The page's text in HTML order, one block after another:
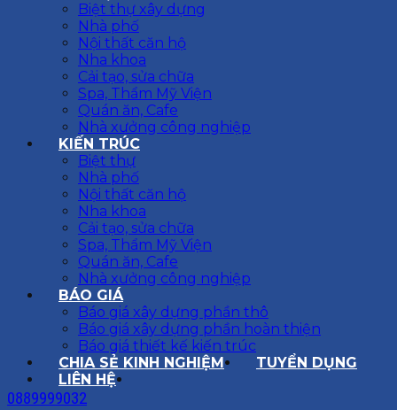
Biệt thự xây dựng
Nhà phố
Nội thất căn hộ
Nha khoa
Cải tạo, sửa chữa
Spa, Thẩm Mỹ Viện
Quán ăn, Cafe
Nhà xưởng công nghiệp
KIẾN TRÚC
Biệt thự
Nhà phố
Nội thất căn hộ
Nha khoa
Cải tạo, sửa chữa
Spa, Thẩm Mỹ Viện
Quán ăn, Cafe
Nhà xưởng công nghiệp
BÁO GIÁ
Báo giá xây dựng phần thô
Báo giá xây dựng phần hoàn thiện
Báo giá thiết kế kiến trúc
CHIA SẺ KINH NGHIỆM
TUYỂN DỤNG
LIÊN HỆ
0889999032